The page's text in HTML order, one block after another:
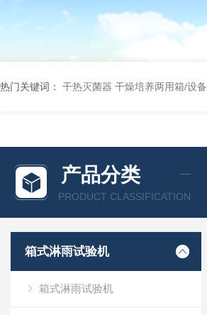
热门关键词： 干热灭菌器 干燥培养两用箱/设备
产品分类
PRODUCT CLASSIFICATION
箱式淋雨试验机
箱式淋雨试验机